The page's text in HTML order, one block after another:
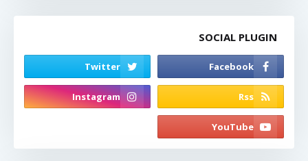
SOCIAL PLUGIN